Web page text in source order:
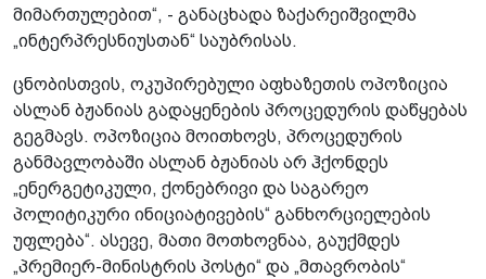
მიმართულებით“, - განაცხადა ზაქარეიშვილმა
„ინტერპრესნიუსთან“ საუბრისას.
ცნობისთვის, ოკუპირებული აფხაზეთის ოპოზიცია
ასლან ბჟანიას გადაყენების პროცედურის დაწყებას
გეგმავს. ოპოზიცია მოითხოვს, პროცედურის
განმავლობაში ასლან ბჟანიას არ ჰქონდეს
„ენერგეტიკული, ქონებრივი და საგარეო
პოლიტიკური ინიციატივების“ განხორციელების
უფლება“. ასევე, მათი მოთხოვნაა, გაუქმდეს
„პრემიერ-მინისტრის პოსტი“ და „მთავრობის“